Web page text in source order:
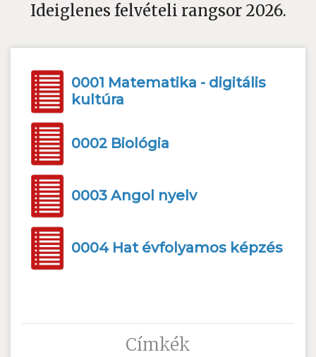
Ideiglenes felvételi rangsor 2026.
0001 Matematika - digitális
kultúra
0002 Biológia
0003 Angol nyelv
0004 Hat évfolyamos képzés
Címkék